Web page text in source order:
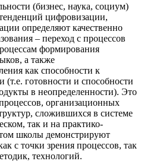
(бизнес, наука, социум)
цифровизации,
определяют качественно
– переход с процессов
формирования
а также
как способности к
(т.е. готовности и способности
в неопределенности). Это
организационных
сложившихся в системе
так и на практико-
школы демонстрируют
с точки зрения процессов, так
технологий.